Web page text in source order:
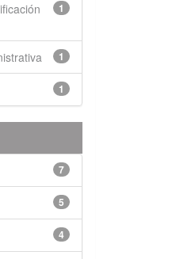
1
1
1
7
5
4